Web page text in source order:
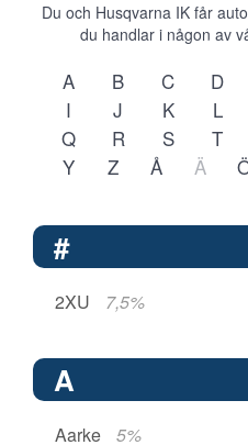
Du och Husqvarna IK får
du handlar i någon av
A B C D
I
J K L
Q
R S T
Y
Z Å Ä
#
2XU 7,5%
A
Aarke
5%